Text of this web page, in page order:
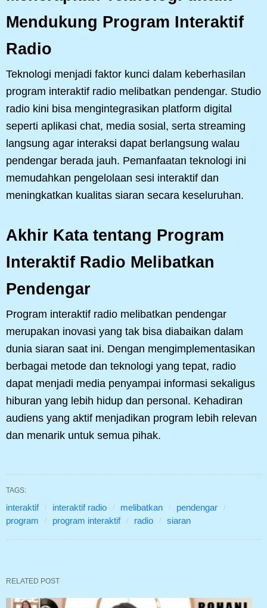
Mendukung Program Interaktif
Radio
Teknologi menjadi faktor kunci dalam keberhasilan
program interaktif radio melibatkan pendengar. Studio
radio kini bisa mengintegrasikan platform digital
seperti aplikasi chat, media sosial, serta streaming
langsung agar interaksi dapat berlangsung walau
pendengar berada jauh. Pemanfaatan teknologi ini
memudahkan pengelolaan sesi interaktif dan
meningkatkan kualitas siaran secara keseluruhan.
Akhir Kata tentang Program
Interaktif Radio Melibatkan
Pendengar
Program interaktif radio melibatkan pendengar
merupakan inovasi yang tak bisa diabaikan dalam
dunia siaran saat ini. Dengan mengimplementasikan
berbagai metode dan teknologi yang tepat, radio
dapat menjadi media penyampai informasi sekaligus
hiburan yang lebih hidup dan personal. Kehadiran
audiens yang aktif menjadikan program lebih relevan
dan menarik untuk semua pihak.
TAGS:
interaktif interaktif radio melibatkan
pendengar
program
program interaktif radio siaran
RELATED POST